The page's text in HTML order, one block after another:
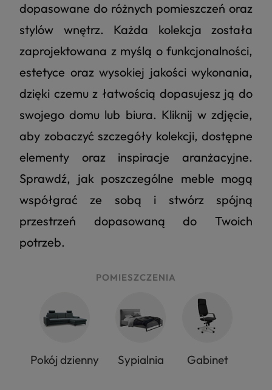
dopasowane do różnych pomieszczeń oraz
stylów wnętrz. Każda kolekcja została
zaprojektowana z myślą o funkcjonalności,
estetyce oraz wysokiej jakości wykonania,
dzięki czemu z łatwością dopasujesz ją do
swojego domu lub biura. Kliknij w zdjęcie,
aby zobaczyć szczegóły kolekcji, dostępne
elementy oraz inspiracje aranżacyjne.
Sprawdź, jak poszczególne meble mogą
współgrać ze sobą i stwórz spójną
przestrzeń dopasowaną do Twoich
potrzeb.
POMIESZCZENIA
Pokój dzienny Sypialnia Gabinet
177 opinii z całego okresu